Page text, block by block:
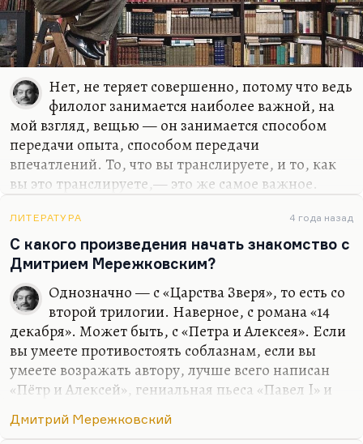
Нет, не теряет совершенно, потому что ведь
филолог занимается наиболее важной, на
мой взгляд, вещью — он занимается способом
передачи опыта, способом передачи
впечатлений. То, что вы транслируете, и то, как
вы это транслируете,— это же самое важное.
Маяковского, заинтересовался, каким образом
Маяковский достигает этого эффекта (ну не
только же голосом). А каким образом Пушкин
достигал эффекта гармонии, радости, которая
исходит от него?
Наука о стихе начала бурно развиваться только в
XX веке. Сначала — ОПОЯЗ (общество изучения
поэтического языка), который, кстати, именно
Бриком был и основан. Потом — Пражский
ЛИТЕРАТУРА 4 года назад
С какого произведения начать знакомство с
Дмитрием Мережковским?
Однозначно — с «Царства Зверя», то есть со
второй трилогии. Наверное, с романа «14
декабря». Может быть, с «Петра и Алексея». Если
вы умеете противостоять соблазнам, если вы
умеете возражать автору, лучше всего написан
«Пётр и Алексей», гениальная пьеса «Павел I» и
Николая Карамзина там — просто шедевр! И
Дмитрий Мережковский